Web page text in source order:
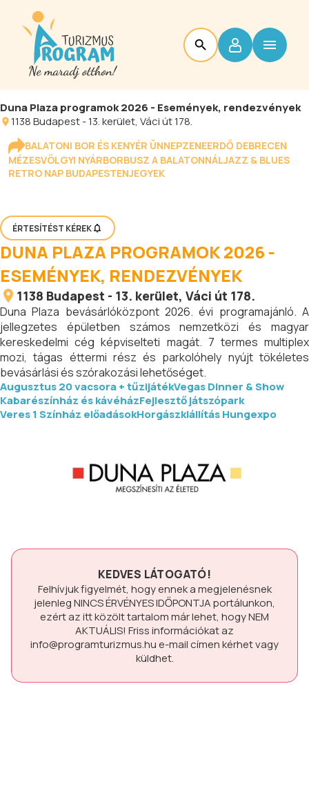
Duna Plaza programok 2026 - Események, rendezvények
1138Budapest-13. kerület, Váci út 178.
BALATONI BOR ÉS KENYÉR ÜNNEPZENEERDŐ DEBRECEN
MÉZESVÖLGYI NYÁRBORBUSZ A BALATONNÁLJAZZ & BLUES
RETRO NAP BUDAPESTENJEGYEK
ÉRTESÍTÉST KÉREK
DUNA PLAZA PROGRAMOK 2026 -
ESEMÉNYEK, RENDEZVÉNYEK
1138 Budapest - 13. kerület, Váci út 178.
Duna Plaza bevásárlóközpont 2026. évi programajánló. A
jellegzetes épületben számos nemzetközi és magyar
kereskedelmi cég képviselteti magát. 7 termes multiplex
mozi, tágas éttermi rész és parkolóhely nyújt tökéletes
bevásárlási és szórakozási lehetőséget.
Augusztus 20 vacsora + tűzijátékVegas Dinner & Show
Kabarészínház és kávéházFejlesztő játszópark
Veres 1 Színház előadásokHorgászkiállítás Hungexpo
KEDVES LÁTOGATÓ!
Felhívjuk figyelmét, hogy ennek a megjelenésnek
jelenlegNINCS ÉRVÉNYES IDŐPONTJAportálunkon,
ezért az itt közölt tartalom már lehet, hogyNEM
AKTUÁLIS! Friss információkat az
info@programturizmus.hue-mail címen kérhet vagy
küldhet.